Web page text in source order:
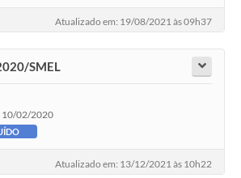
Atualizado em: 19/08/2021 às 09h37
SMEL
10/02/2020
Atualizado em: 13/12/2021 às 10h22